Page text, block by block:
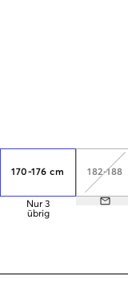
170-176 cm
Nur 3
übrig
182-188